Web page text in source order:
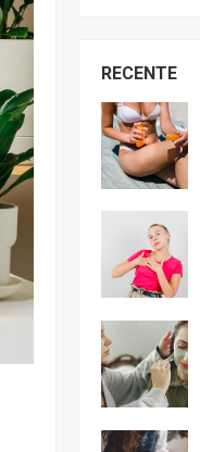
RECENTE